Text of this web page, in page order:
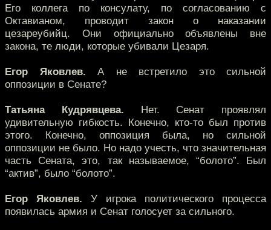
Его коллега по консулату, по согласованию с
Октавианом, проводит закон о наказании
цезареубийц. Они официально объявлены вне
закона, те люди, которые убивали Цезаря.
Егор Яковлев. А не встретило это сильной
оппозиции в Сенате?
Татьяна Кудрявцева. Нет. Сенат проявлял
удивительную гибкость. Конечно, кто-то был против
этого. Конечно, оппозиция была, но сильной
оппозиции не было. Но надо учесть, что значительная
часть Сената, это, так называемое, “болото”. Был
“актив”, было “болото”.
Егор Яковлев. У игрока политического процесса
появилась армия и Сенат голосует за сильного.